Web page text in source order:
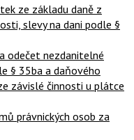
ze základu daně z
slevy na dani podle §
odečet nezdanitelné
§ 35ba a daňového
závislé činnosti u plátce
právnických osob za